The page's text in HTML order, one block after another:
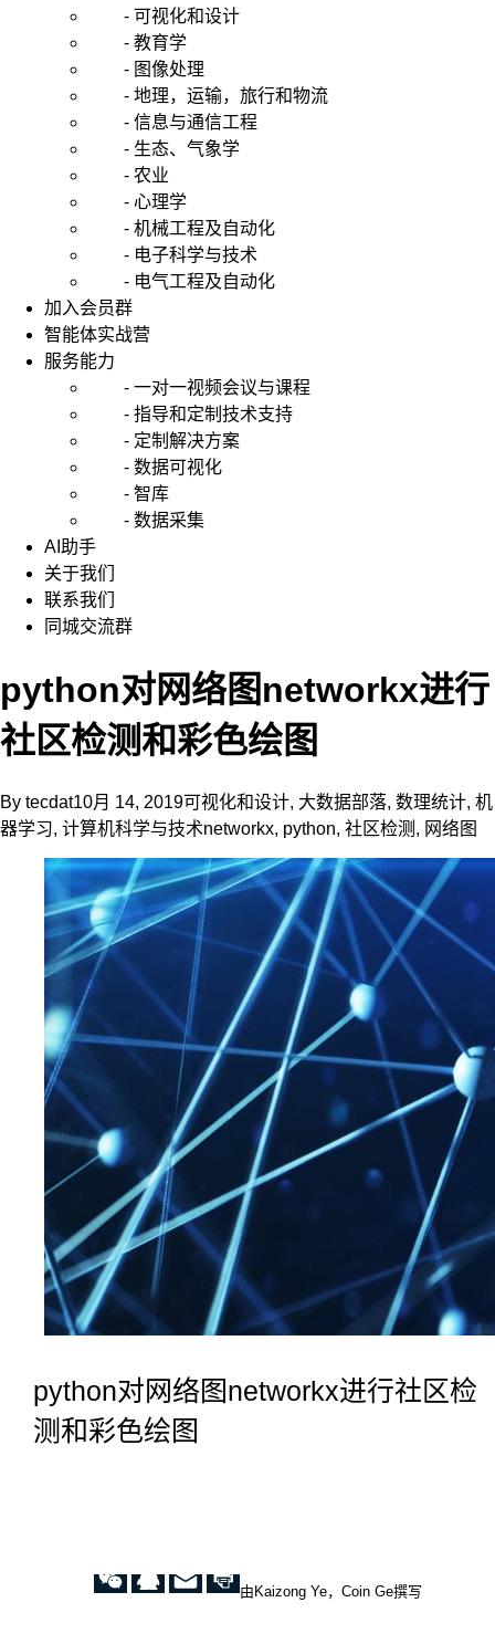
- 可视化和设计
- 教育学
- 图像处理
- 地理，运输，旅行和物流
- 信息与通信工程
- 生态、气象学
- 农业
- 心理学
- 机械工程及自动化
- 电子科学与技术
- 电气工程及自动化
加入会员群
智能体实战营
服务能力
- 一对一视频会议与课程
- 指导和定制技术支持
- 定制解决方案
- 数据可视化
- 智库
- 数据采集
AI助手
关于我们
联系我们
同城交流群
python对网络图networkx进行
社区检测和彩色绘图
By tecdat10月 14, 2019可视化和设计, 大数据部落, 数理统计, 机
器学习, 计算机科学与技术networkx, python, 社区检测 , 网络图
python对网络图networkx进行社区检
测和彩色绘图
由Kaizong Ye，Coin Ge撰写